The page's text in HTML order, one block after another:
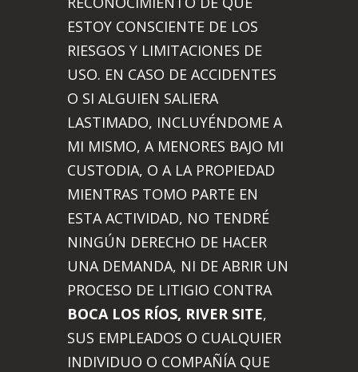
ESTOY CONSCIENTE DE LOS
RIESGOS Y LIMITACIONES DE
USO. EN CASO DE ACCIDENTES
O SI ALGUIEN SALIERA
LASTIMADO, INCLUYÉNDOME A
MI MISMO, A MENORES BAJO MI
CUSTODIA, O A LA PROPIEDAD
MIENTRAS TOMO PARTE EN
ESTA ACTIVIDAD, NO TENDRÉ
NINGÚN DERECHO DE HACER
UNA DEMANDA, NI DE ABRIR UN
PROCESO DE LITIGIO CONTRA
BOCA LOS RÍOS, RIVER SITE,
SUS EMPLEADOS O CUALQUIER
INDIVIDUO O COMPAÑÍA QUE